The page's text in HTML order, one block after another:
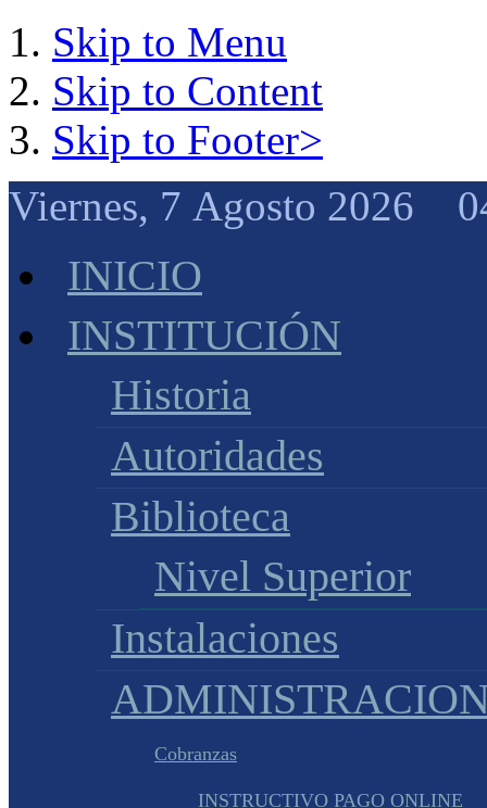
Skip to Menu
Skip to Content
Skip to Footer>
Viernes, 7 Agosto 2026
INICIO
INSTITUCIÓN
Historia
Autoridades
Biblioteca
Nivel Superior
Instalaciones
Cobranzas
INSTRUCTIVO PAGO ONLINE